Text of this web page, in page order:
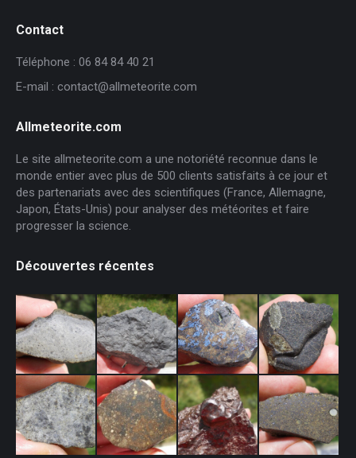
Contact
Téléphone : 06 84 84 40 21
E-mail : contact@allmeteorite.com
Allmeteorite.com
Le site allmeteorite.com a une notoriété reconnue dans le
monde entier avec plus de 500 clients satisfaits à ce jour et
des partenariats avec des scientifiques (France, Allemagne,
Japon, États-Unis) pour analyser des météorites et faire
progresser la science.
Découvertes récentes